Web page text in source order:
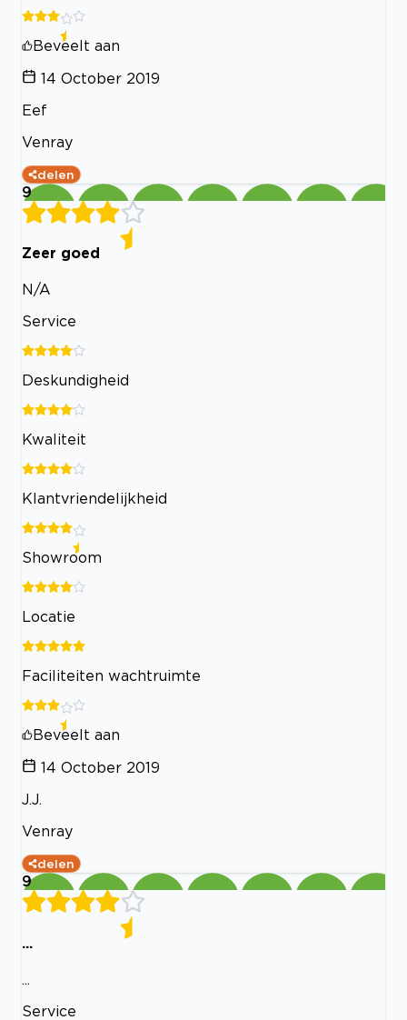
Beveelt aan
14 October 2019
Eef
Venray
delen
9
Zeer goed
N/A
Service
Deskundigheid
Kwaliteit
Klantvriendelijkheid
Showroom
Locatie
Faciliteiten wachtruimte
Beveelt aan
14 October 2019
J.J.
Venray
delen
9
...
...
Service